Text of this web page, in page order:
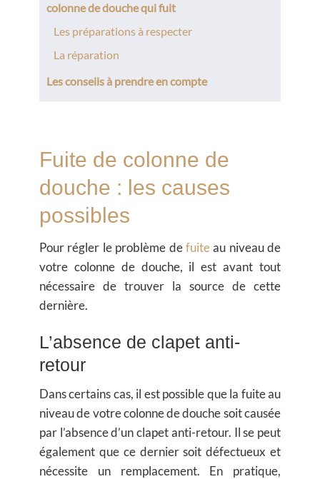
colonne de douche qui fuit
Les préparations à respecter
La réparation
Les conseils à prendre en compte
Fuite de colonne de
douche : les causes
possibles
Pour régler le problème defuiteau niveau de
votre colonne de douche, il est avant tout
nécessaire de trouver la source de cette
dernière.
L’absence de clapet anti-
retour
Dans certains cas, il est possible que la fuite au
niveau de votre colonne de douche soit causée
par l’absence d’un clapet anti-retour. Il se peut
également que ce dernier soit défectueux et
nécessite un remplacement. En pratique,